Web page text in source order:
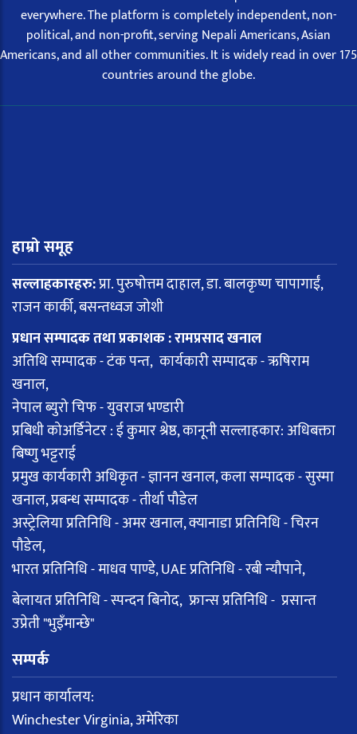
everywhere. The platform is completely independent, non-
political, and non-profit, serving Nepali Americans, Asian
Americans, and all other communities. It is widely read in over 175
countries around the globe.
हाम्रो समूह
सल्लाहकारहरु:प्रा. पुरुषोत्तम दाहाल, डा. बालकृष्ण चापागाईं,
राजन कार्की, बसन्तध्वज जोशी
प्रधान सम्पादक तथा प्रकाशक : रामप्रसाद खनाल
अतिथि सम्पादक - टंक पन्त, कार्यकारी सम्पादक - ऋषिराम
खनाल,
नेपाल ब्युरो चिफ - युवराज भण्डारी
प्रबिधी कोअर्डिनेटर : ई कुमार श्रेष्ठ, कानूनी सल्लाहकार: अधिबक्ता
बिष्णु भट्टराई
प्रमुख कार्यकारी अधिकृत - ज्ञानन खनाल, कला सम्पादक - सुस्मा
खनाल, प्रबन्ध सम्पादक - तीर्था पौडेल
अस्ट्रेलिया प्रतिनिधि - अमर खनाल, क्यानाडा प्रतिनिधि - चिरन
पौडेल,
भारत प्रतिनिधि - माधव पाण्डे, UAE प्रतिनिधि - रबी न्यौपाने,
बेलायत प्रतिनिधि - स्पन्दन बिनोद, फ्रान्स प्रतिनिधि - प्रसान्त
उप्रेती "भुइँमान्छे"
सम्पर्क
प्रधान कार्यालय:
Winchester Virginia, अमेरिका